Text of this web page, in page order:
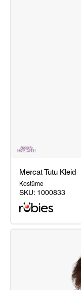
Mercat
Mercat Tutu Kleid
Kostüme
SKU: 1000833